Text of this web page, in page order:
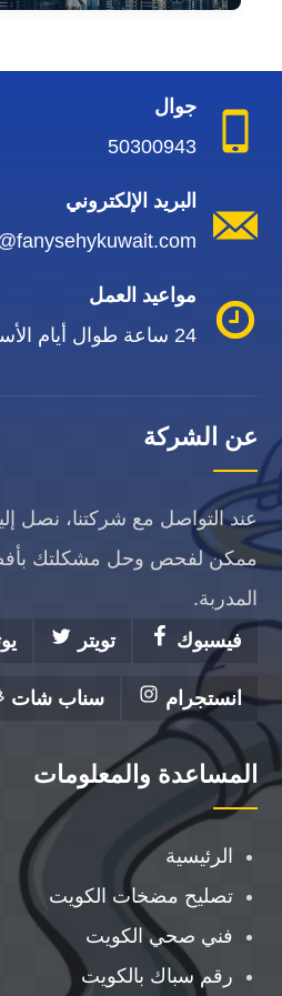
جوال
50300943
البريد الإلكتروني
مواعيد العمل
24 ساعة طوال أيام الأسبوع
عن الشركة
عند التواصل مع شركتنا، نصل
ممكن لفحص وحل مشكلتك
المدربة.
فيسبوك
تويتر
انستجرام سناب شات
المساعدة والمعلومات
الرئيسية
تصليح مضخات الكويت
فني صحي الكويت
رقم سباك بالكويت